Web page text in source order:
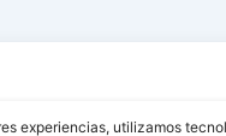
experiencias, utilizamos